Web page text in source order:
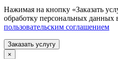
Нажимая на кнопку «Заказать
обработку персональных данных
пользовательским соглашением
Заказать услугу
×